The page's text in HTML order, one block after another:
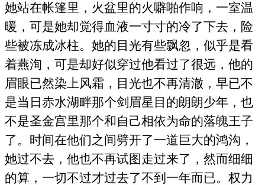
她站在帐篷里，火盆里的火噼啪作响，一室温
暖，可是她却觉得血液一寸寸的冷了下去，险
些被冻成冰柱。她的目光有些飘忽，似乎是看
着燕洵，可是却好似穿过他看过了很远，他的
眉眼已然染上风霜，目光也不再清澈，早已不
是当日赤水湖畔那个剑眉星目的朗朗少年，也
不是圣金宫里那个和自己相依为命的落魄王子
了。时间在他们之间劈开了一道巨大的鸿沟，
她过不去，他也不再试图走过来了，然而细细
的算，一切不过才过去了不到一年而已。权力